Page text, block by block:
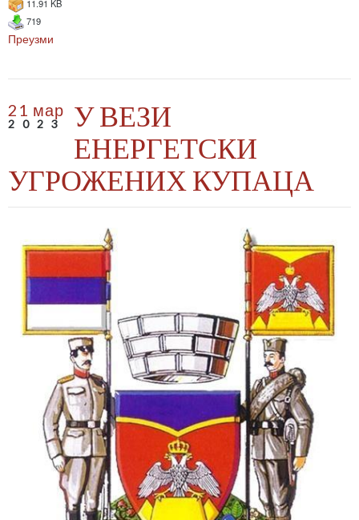
11.91 KB
719
Преузми
21 мар
2023
У ВЕЗИ
ЕНЕРГЕТСКИ
УГРОЖЕНИХ КУПАЦА